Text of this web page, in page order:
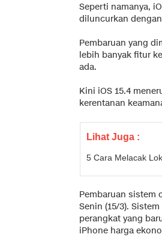
Seperti namanya,
diluncurkan
Pembaruan yang
lebih banyak fitur
ada.
Kini iOS 15.4
kerentanan
Lihat Juga :
5 Cara Melacak
Pembaruan sistem
Senin (15/3).
perangkat yang
iPhone harga